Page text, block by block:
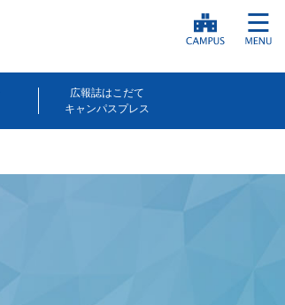
広報誌はこだて
キャンパスプレス